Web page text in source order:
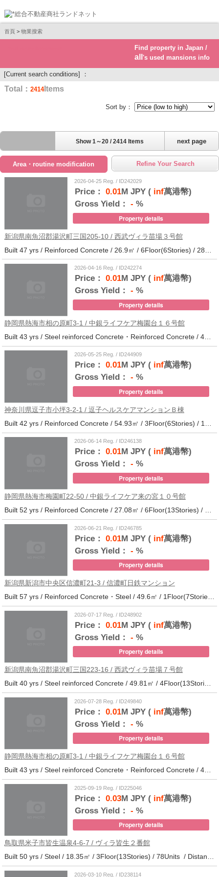
首頁 > 物業搜索
Find property in Japan /
all 's used mansions info
[Current search conditions] ：
Total： 2414Items
Sort by：
next page
Show 1～20 / 2414 Items
Area・routine modification Refine Your Search
2026-04-25 Reg. / ID242029
Price： 0.01M JPY (inf萬港幣)
Gross Yield： - %
Property details
新潟県南魚沼郡湯沢町三国205-10 / 西武ヴィラ苗場３号館
2026-04-16 Reg. / ID242274
Price： 0.01M JPY (inf萬港幣)
Gross Yield： - %
Property details
静岡県熱海市相の原町3-1 / 中銀ライフケア梅園台１６号館
Built 43 yrs / Steel reinforced Concrete・Reinforced Concrete / 44.37㎡ / 5Floor(14Stories) / 294Units / Distance from the station.25
2026-05-25 Reg. / ID244909
Price： 0.01M JPY (inf萬港幣)
Gross Yield： - %
Property details
神奈川県逗子市小坪3-2-1 / 逗子ヘルスケアマンションＢ棟
2026-06-14 Reg. / ID246138
Price： 0.01M JPY (inf萬港幣)
Gross Yield： - %
Property details
静岡県熱海市梅園町22-50 / 中銀ライフケア来の宮１０号館
2026-06-21 Reg. / ID246785
Price： 0.01M JPY (inf萬港幣)
Gross Yield： - %
Property details
新潟県新潟市中央区信濃町21-3 / 信濃町日鉄マンション
Built 57 yrs / Reinforced Concrete・Steel / 49.6㎡ / 1Floor(7Stories) / 21Units / Distance from the station.10
2026-07-17 Reg. / ID248902
Price： 0.01M JPY (inf萬港幣)
Gross Yield： - %
Property details
新潟県南魚沼郡湯沢町三国223-16 / 西武ヴィラ苗場７号館
Built 40 yrs / Steel reinforced Concrete / 49.81㎡ / 4Floor(13Stories) / 370Units / Distance from the station.
2026-07-28 Reg. / ID249840
Price： 0.01M JPY (inf萬港幣)
Gross Yield： - %
Property details
静岡県熱海市相の原町3-1 / 中銀ライフケア梅園台１６号館
Built 43 yrs / Steel reinforced Concrete・Reinforced Concrete / 44.37㎡ / 14Floor(14Stories) / 294Units / Distance from the station.25
2025-09-19 Reg. / ID225046
Price： 0.03M JPY (inf萬港幣)
Gross Yield： - %
Property details
鳥取県米子市皆生温泉4-6-7 / ヴィラ皆生２番館
Built 50 yrs / Steel / 18.35㎡ / 3Floor(13Stories) / 78Units / Distance from the station.
2026-03-10 Reg. / ID238114